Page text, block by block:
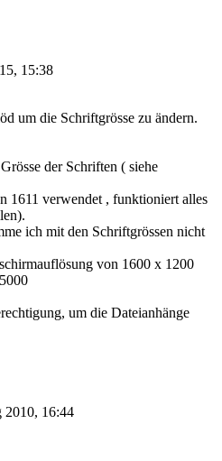
15:38
um die Schriftgrösse zu ändern.
der Schriften ( siehe
1611 verwendet , funktioniert alles
ich mit den Schriftgrössen nicht
von 1600 x 1200
um die Dateianhänge
2010, 16:44